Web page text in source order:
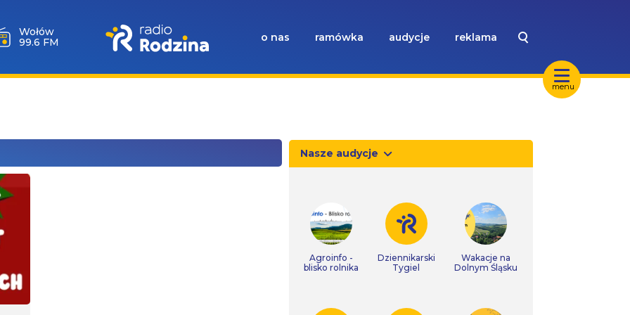
menu
Wołów
99.6 FM
o nas ramówka audycje reklama
Nasze audycje
Agroinfo -
blisko rolnika
Dziennikarski
Tygiel
Wakacje na
Dolnym Śląsku